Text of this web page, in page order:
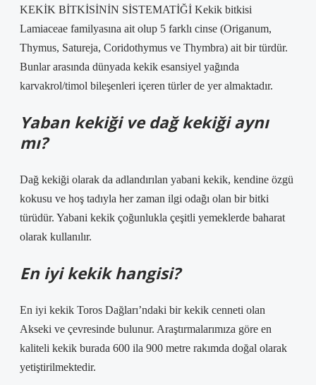
KEKİK BİTKİSİNİN SİSTEMATİĞİ Kekik bitkisi
Lamiaceae familyasına ait olup 5 farklı cinse (Origanum,
Thymus, Satureja, Coridothymus ve Thymbra) ait bir türdür.
Bunlar arasında dünyada kekik esansiyel yağında
karvakrol/timol bileşenleri içeren türler de yer almaktadır.
Yaban kekiği ve dağ kekiği aynı
mı?
Dağ kekiği olarak da adlandırılan yabani kekik, kendine özgü
kokusu ve hoş tadıyla her zaman ilgi odağı olan bir bitki
türüdür. Yabani kekik çoğunlukla çeşitli yemeklerde baharat
olarak kullanılır.
En iyi kekik hangisi?
En iyi kekik Toros Dağları’ndaki bir kekik cenneti olan
Akseki ve çevresinde bulunur. Araştırmalarımıza göre en
kaliteli kekik burada 600 ila 900 metre rakımda doğal olarak
yetiştirilmektedir.